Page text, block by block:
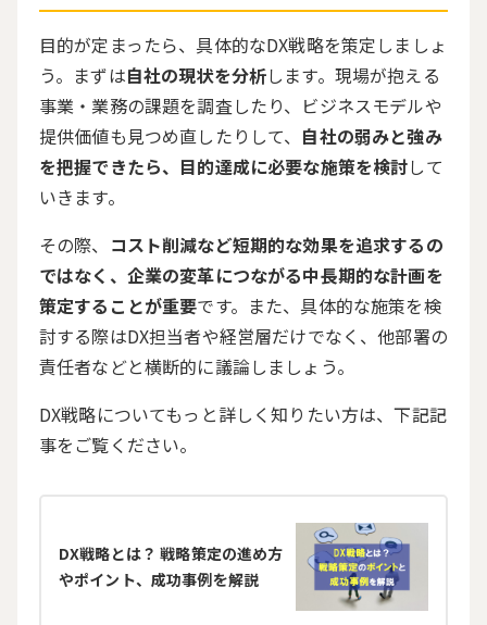
目的が定まったら、具体的なDX戦略を策定しましょ
う。まずは自社の現状を分析します。現場が抱える
事業・業務の課題を調査したり、ビジネスモデルや
提供価値も見つめ直したりして、 自社の弱みと強み
を把握できたら、目的達成に必要な施策を検討して
いきます。
その際、 コスト削減など短期的な効果を追求するの
ではなく、企業の変革につながる中長期的な計画を
策定することが重要です。また、具体的な施策を検
討する際はDX担当者や経営層だけでなく、他部署の
責任者などと横断的に議論しましょう。
DX戦略についてもっと詳しく知りたい方は、下記記
事をご覧ください。
DX戦略とは？ 戦略策定の進め方
やポイント、成功事例を解説